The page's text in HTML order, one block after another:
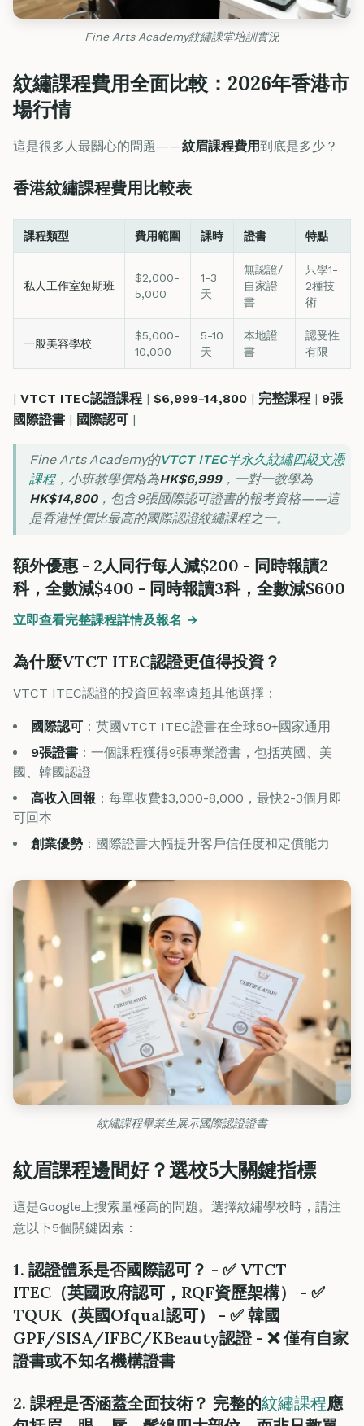
Fine Arts Academy紋繡課堂培訓實況
紋繡課程費用全面比較：2026年香港市
場行情
這是很多人最關心的問題——紋眉課程費用到底是多少？
香港紋繡課程費用比較表
課程類型 費用範圍 課時 證書 特點
私人工作室短期班
$2,000-
5,000
1-3
天
無認證/
自家證
書
只學1-
2種技
術
一般美容學校
$5,000-
10,000
5-10
天
本地證
書
認受性
有限
| VTCT ITEC認證課程 | $6,999-14,800 | 完整課程 | 9張
國際證書 | 國際認可 |
Fine Arts Academy的VTCT ITEC半永久紋繡四級文憑
課程，小班教學價格為HK$6,999，一對一教學為
HK$14,800，包含9張國際認可證書的報考資格——這
是香港性價比最高的國際認證紋繡課程之一。
額外優惠 - 2人同行每人減$200 - 同時報讀2
科，全數減$400 - 同時報讀3科，全數減$600
立即查看完整課程詳情及報名 →
為什麼VTCT ITEC認證更值得投資？
VTCT ITEC認證的投資回報率遠超其他選擇：
國際認可 ：英國VTCT ITEC證書在全球50+國家通用
9張證書 ：一個課程獲得9張專業證書，包括英國、美
國、韓國認證
高收入回報 ：每單收費$3,000-8,000，最快2-3個月即
可回本
創業優勢 ：國際證書大幅提升客戶信任度和定價能力
紋繡課程畢業生展示國際認證證書
紋眉課程邊間好？選校5大關鍵指標
這是Google上搜索量極高的問題。選擇紋繡學校時，請注
意以下5個關鍵因素：
1. 認證體系是否國際認可？ - ✅ VTCT
ITEC（英國政府認可，RQF資歷架構） - ✅
TQUK（英國Ofqual認可） - ✅ 韓國
GPF/SISA/IFBC/KBeauty認證 - ❌ 僅有自家
證書或不知名機構證書
2. 課程是否涵蓋全面技術？ 完整的紋繡課程應